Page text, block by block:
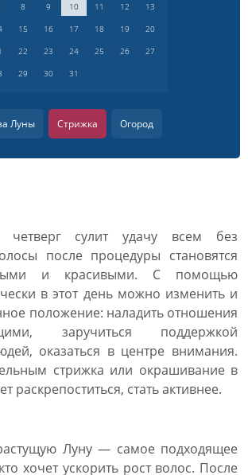
8 9 10 11 12
13
15 16 17 18 19
20
22 23 24 25 26
27
29 30 31
Луны Стрижка Огород
сулит удачу всем без
после процедуры становятся
и красивыми. С помощью
в этот день можно изменить и
положение: наладить отношения
заручиться поддержкой
оказаться в центре внимания.
стрижка или окрашивание в
раскрепоститься, стать активнее.
Луну — самое подходящее
хочет ускорить рост волос. После